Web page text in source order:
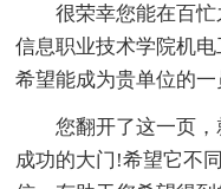
很荣幸您能在百
信息职业技术学院机
希望能成为贵单位的一
您翻开了这一页
成功的大门!希望它不